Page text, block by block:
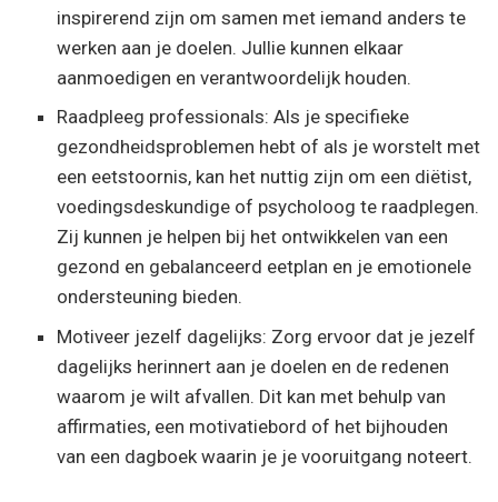
inspirerend zijn om samen met iemand anders te
werken aan je doelen. Jullie kunnen elkaar
aanmoedigen en verantwoordelijk houden.
Raadpleeg professionals: Als je specifieke
gezondheidsproblemen hebt of als je worstelt met
een eetstoornis, kan het nuttig zijn om een diëtist,
voedingsdeskundige of psycholoog te raadplegen.
Zij kunnen je helpen bij het ontwikkelen van een
gezond en gebalanceerd eetplan en je emotionele
ondersteuning bieden.
Motiveer jezelf dagelijks: Zorg ervoor dat je jezelf
dagelijks herinnert aan je doelen en de redenen
waarom je wilt afvallen. Dit kan met behulp van
affirmaties, een motivatiebord of het bijhouden
van een dagboek waarin je je vooruitgang noteert.